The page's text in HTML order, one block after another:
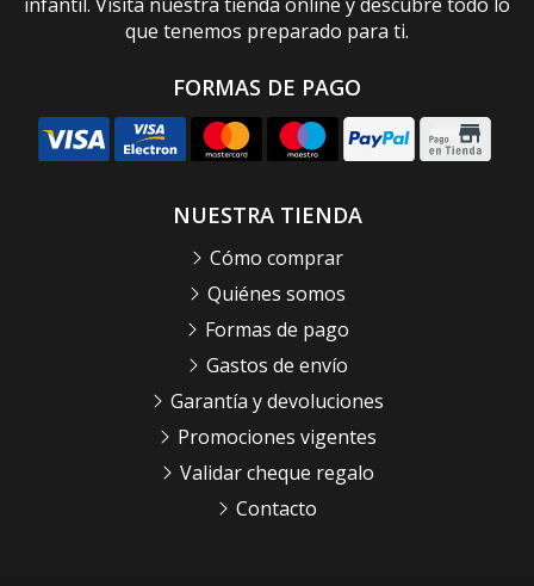
que tenemos preparado para ti.
FORMAS DE PAGO
NUESTRA TIENDA
Cómo comprar
Quiénes somos
Formas de pago
Gastos de envío
Garantía y devoluciones
Promociones vigentes
Validar cheque regalo
Contacto